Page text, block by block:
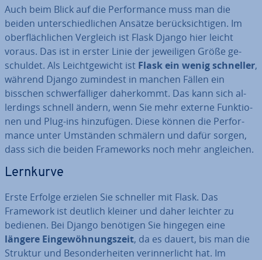
Auch beim Blick auf die Per­for­mance muss man die
beiden un­ter­schied­li­chen Ansätze be­rück­sich­ti­gen. Im
ober­fläch­li­chen Vergleich ist Flask Django hier leicht
voraus. Das ist in erster Linie der je­wei­li­gen Größe ge­
schul­det. Als Leicht­ge­wicht ist Flask ein wenig schneller,
während Django zumindest in manchen Fällen ein
bisschen schwer­fäl­li­ger da­her­kommt. Das kann sich al­
ler­dings schnell ändern, wenn Sie mehr externe Funk­tio­
nen und Plug-ins hin­zu­fü­gen. Diese können die Per­for­
mance unter Umständen schmälern und dafür sorgen,
dass sich die beiden Frame­works noch mehr an­glei­chen.
Lernkurve
Erste Erfolge erzielen Sie schneller mit Flask. Das
Framework ist deutlich kleiner und daher leichter zu
bedienen. Bei Django benötigen Sie hingegen eine
längere Ein­ge­wöh­nungs­zeit, da es dauert, bis man die
Struktur und Be­son­der­hei­ten ver­in­ner­licht hat. Im